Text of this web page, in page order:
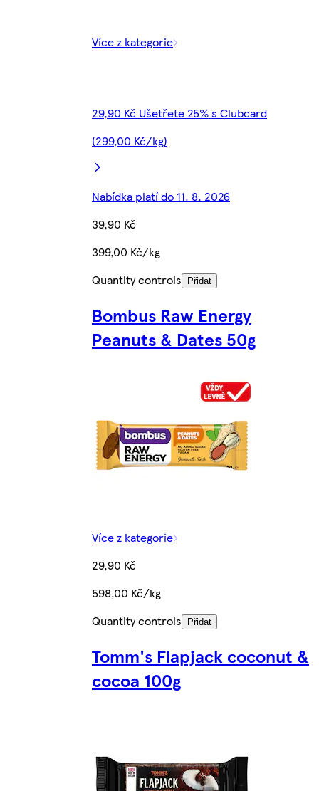
Více z kategorie
29,90 Kč Ušetřete 25% s Clubcard
(299,00 Kč/kg)
Nabídka platí do 11. 8. 2026
39,90 Kč
399,00 Kč/kg
Quantity controls
Přidat
Bombus Raw Energy
Peanuts & Dates 50g
Více z kategorie
29,90 Kč
598,00 Kč/kg
Quantity controls
Přidat
Tomm's Flapjack coconut &
cocoa 100g